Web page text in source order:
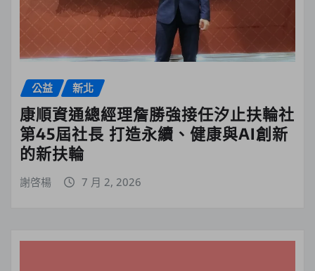
公益 新北
康順資通總經理詹勝強接任汐止扶輪社
第45屆社長 打造永續、健康與AI創新
的新扶輪
謝啓楊 7 月 2, 2026